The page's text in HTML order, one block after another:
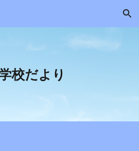
Skip to navigation
学校だより